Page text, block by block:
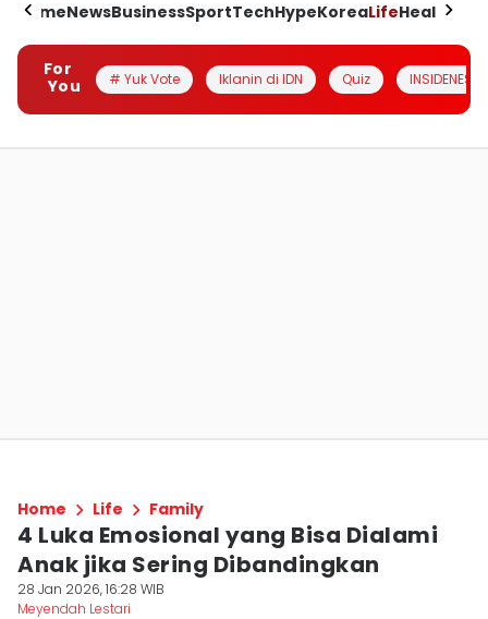
HomeNewsBusinessSportTechHypeKoreaLifeHealth
For
You
# Yuk Vote Iklanin di IDN Quiz INSIDENESIA
Home Life Family
4 Luka Emosional yang Bisa Dialami
Anak jika Sering Dibandingkan
28 Jan 2026, 16:28 WIB
Meyendah Lestari